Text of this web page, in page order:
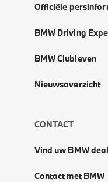
Officiële
BMW Driving
BMW Clubleven
Nieuwsoverzicht
CONTACT
Vind uw BMW
Contact met BMW